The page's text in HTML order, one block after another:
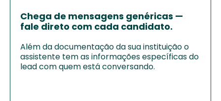
Chega de mensagens genéricas —
fale direto com cada candidato.
Além da documentação da sua instituição o
assistente tem as informações específicas do
lead com quem está conversando.